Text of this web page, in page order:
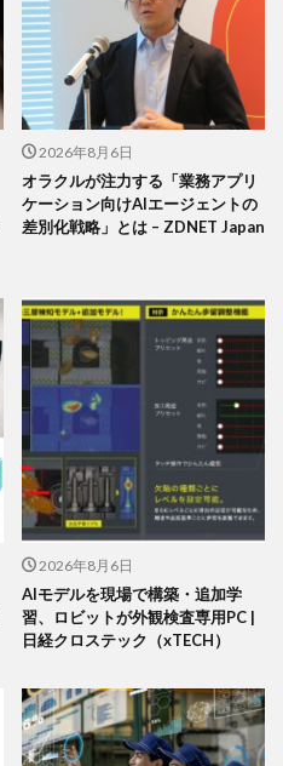
2026年8月6日
オラクルが注力する「業務アプリ
ケーション向けAIエージェントの
差別化戦略」とは – ZDNET Japan
2026年8月6日
AIモデルを現場で構築・追加学
習、ロビットが外観検査専用PC |
日経クロステック（xTECH）